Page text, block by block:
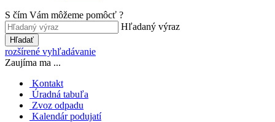
S čím Vám môžeme pomôcť ?
Hľadaný výraz
Hľadať
rozšírené vyhľadávanie
Zaujíma ma ...
Kontakt
Úradná tabuľa
Zvoz odpadu
Kalendár podujatí